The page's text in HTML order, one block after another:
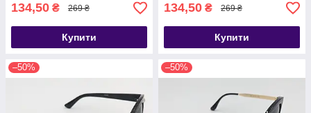
134,50 ₴ 269 ₴
Купити
134,50 ₴ 269 ₴
Купити
–50% –50%